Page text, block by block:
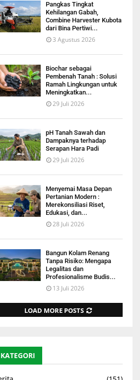
Pangkas Tingkat
Kehilangan Gabah,
Combine Harvester Kubota
dari Bina Pertiwi...
3 Agustus 2026
Biochar sebagai
Pembenah Tanah : Solusi
Ramah Lingkungan untuk
Meningkatkan...
29 Juli 2026
pH Tanah Sawah dan
Dampaknya terhadap
Serapan Hara Padi
29 Juli 2026
Menyemai Masa Depan
Pertanian Modern :
Merekonsiliasi Riset,
Edukasi, dan...
28 Juli 2026
Bangun Kolam Renang
Tanpa Risiko: Mengapa
Legalitas dan
Profesionalisme Budis...
13 Juli 2026
LOAD MORE POSTS
KATEGORI